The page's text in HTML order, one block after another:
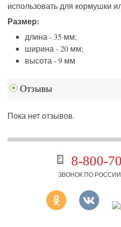
использовать для кормушки
Размер:
длина - 35 мм;
ширина - 20 мм;
высота - 9 мм
Отзывы
Пока нет отзывов.
8-800-
ЗВОНОК ПО